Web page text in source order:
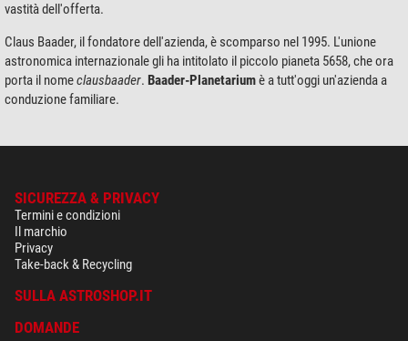
vastità dell'offerta.
Claus Baader, il fondatore dell'azienda, è scomparso nel 1995. L'unione
astronomica internazionale gli ha intitolato il piccolo pianeta 5658, che ora
porta il nomeclausbaader. Baader-Planetariumè a tutt'oggi un'azienda a
conduzione familiare.
SICUREZZA & PRIVACY
Termini e condizioni
Il marchio
Privacy
Take-back & Recycling
SULLA ASTROSHOP.IT
DOMANDE